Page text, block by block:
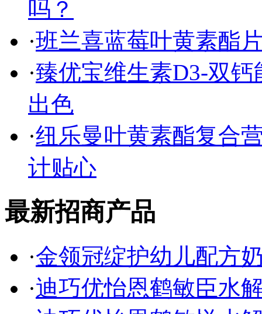
吗？
·班兰喜蓝莓叶黄素酯
·臻优宝维生素D3-双
出色
·纽乐曼叶黄素酯复合
计贴心
最新招商产品
·金领冠绽护幼儿配方
·迪巧优怡恩鹤敏臣水